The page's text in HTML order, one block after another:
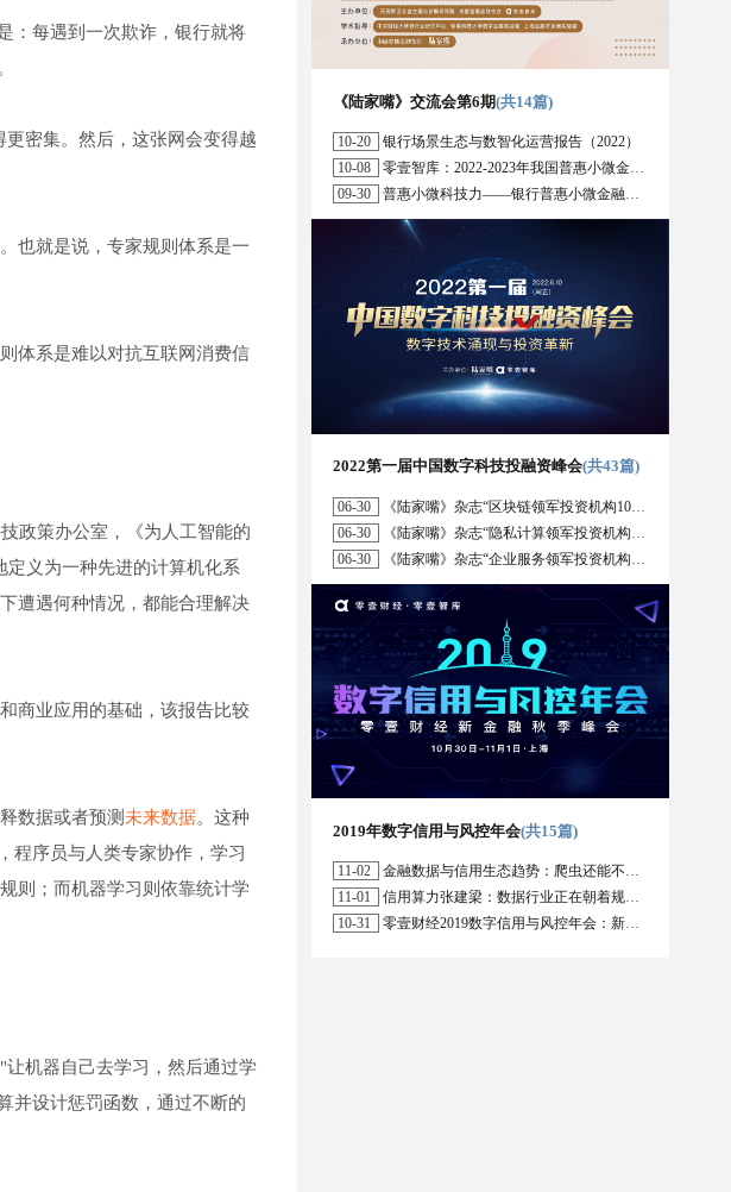
：每遇到一次欺诈，银行就将
密集。然后，这张网会变得越
也就是说，专家规则体系是一
体系是难以对抗互联网消费信
政策办公室，《为人工智能的
定义为一种先进的计算机化系
遭遇何种情况，都能合理解决
商业应用的基础，该报告比较
数据或者预测未来数据。这种
程序员与人类专家协作，学习
则；而机器学习则依靠统计学
机器自己去学习，然后通过学
并设计惩罚函数，通过不断的
《陆家嘴》交流会第6期(共14篇)
10-20
银行场景生态与数智化运营报告（2022）
10-08
零壹智库：2022-2023年我国普惠小微金融十大趋势展望
09-30
普惠小微科技力——银行普惠小微金融战略与科技解决方案研究报告（2022）
2022第一届中国数字科技投融资峰会(共43篇)
06-30
《陆家嘴》杂志“区块链领军投资机构10强”榜单正式发布
06-30
《陆家嘴》杂志“隐私计算领军投资机构10强”榜单正式发布
06-30
《陆家嘴》杂志“企业服务领军投资机构10强”榜单正式发布
2019年数字信用与风控年会(共15篇)
11-02
金融数据与信用生态趋势：爬虫还能不能用？区块链能解决哪些问题？
11-01
信用算力张建梁：数据行业正在朝着规范化方向演进，数据确权是数据开放的前提
10-31
零壹财经2019数字信用与风控年会：新形势下行业的机遇与挑战